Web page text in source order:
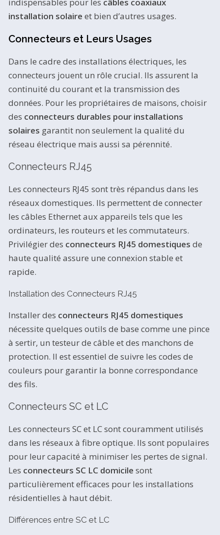
indispensables pour les câbles coaxiaux
installation solaire et bien d’autres usages.
Connecteurs et Leurs Usages
Dans le cadre des installations électriques, les
connecteurs jouent un rôle crucial. Ils assurent la
continuité du courant et la transmission des
données. Pour les propriétaires de maisons, choisir
des connecteurs durables pour installations
solaires garantit non seulement la qualité du
réseau électrique mais aussi sa pérennité.
Connecteurs RJ45
Les connecteurs RJ45 sont très répandus dans les
réseaux domestiques. Ils permettent de connecter
les câbles Ethernet aux appareils tels que les
ordinateurs, les routeurs et les commutateurs.
Privilégier des connecteurs RJ45 domestiques de
haute qualité assure une connexion stable et
rapide.
Installation des Connecteurs RJ45
Installer des connecteurs RJ45 domestiques
nécessite quelques outils de base comme une pince
à sertir, un testeur de câble et des manchons de
protection. Il est essentiel de suivre les codes de
couleurs pour garantir la bonne correspondance
des fils.
Connecteurs SC et LC
Les connecteurs SC et LC sont couramment utilisés
dans les réseaux à fibre optique. Ils sont populaires
pour leur capacité à minimiser les pertes de signal.
Les connecteurs SC LC domicile sont
particulièrement efficaces pour les installations
résidentielles à haut débit.
Différences entre SC et LC